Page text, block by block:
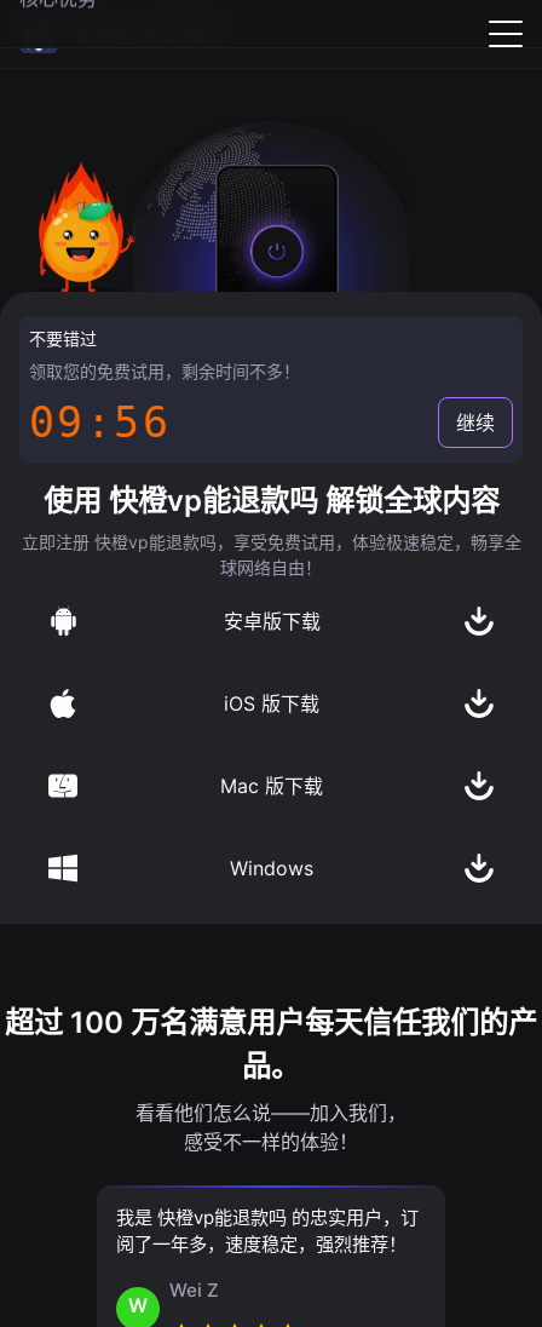
不要错过
领取您的免费试用，剩余时间不多！
09:55 继续
使用 快橙vp能退款吗 解锁全球内容
立即注册 快橙vp能退款吗，享受免费试用，体验极速稳定，畅享全
球网络自由！
安卓版下载
iOS 版下载
Mac 版下载
Windows
超过 100 万名满意用户每天信任我们的产
品。
看看他们怎么说——加入我们，
感受不一样的体验！
我是 快橙vp能退款吗 的忠实用户，订
阅了一年多，速度稳定，强烈推荐！
W
Wei Z